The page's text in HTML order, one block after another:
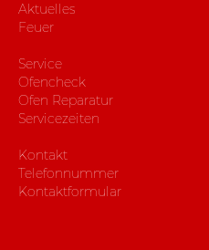
Aktuelles
Feuer
Service
Ofencheck
Ofen Reparatur
Servicezeiten
Kontakt
Telefonnummer
Kontaktformular